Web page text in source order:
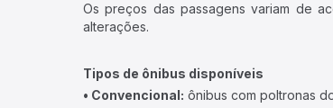
Os preços das passagens variam de
alterações.
Tipos de ônibus disponíveis
• Convencional: ônibus com poltronas